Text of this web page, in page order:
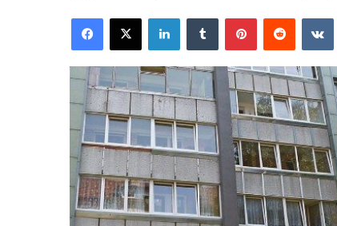
email
Facebook
X LinkedInTumblr PinterestReddit